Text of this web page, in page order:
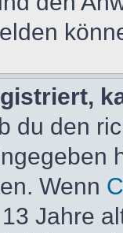
du den
Wenn
Jahre